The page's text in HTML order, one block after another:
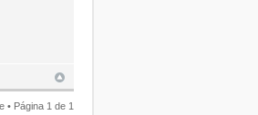
• Página 1 de 1